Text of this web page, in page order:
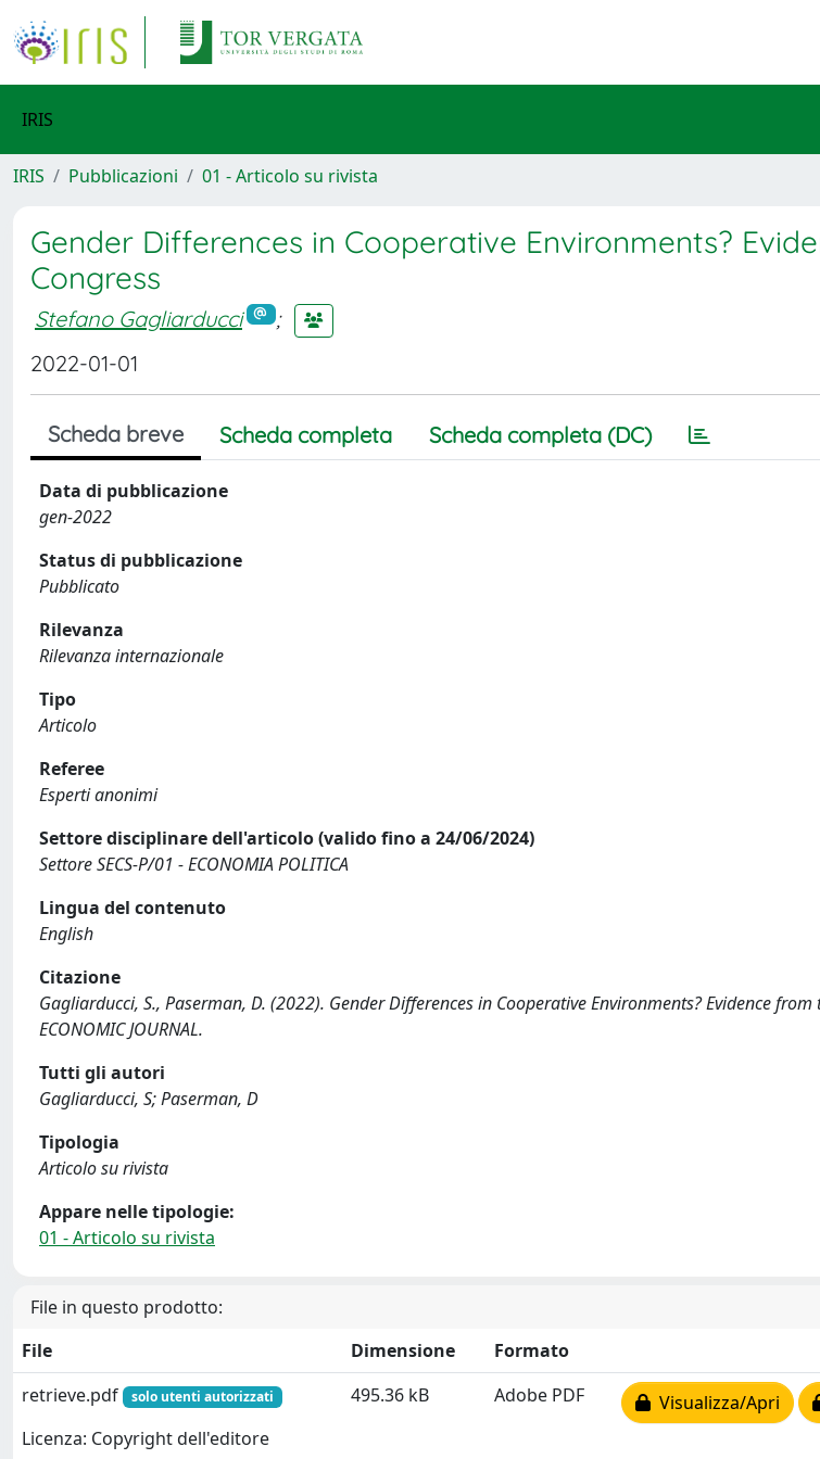
IRIS
IRIS Pubblicazioni 01 - Articolo su rivista
Gender Differences in Cooperative Environments?
Congress
Stefano Gagliarducci
;
2022-01-01
Scheda breve Scheda completa Scheda completa (DC)
Data di pubblicazione
gen-2022
Status di pubblicazione
Pubblicato
Rilevanza
Rilevanza internazionale
Tipo
Articolo
Referee
Esperti anonimi
Settore disciplinare dell'articolo (valido fino a 24/06/2024)
Settore SECS-P/01 - ECONOMIA POLITICA
Lingua del contenuto
English
Citazione
Gagliarducci, S., Paserman, D. (2022). Gender Differences in Cooperative Environments? Evidence from
ECONOMIC JOURNAL.
Tutti gli autori
Gagliarducci, S; Paserman, D
Tipologia
Articolo su rivista
Appare nelle tipologie:
01 - Articolo su rivista
File in questo prodotto:
File
Dimensione
Formato
retrieve.pdf
solo utenti autorizzati
Licenza: Copyright dell'editore
495.36 kB Adobe PDF Visualizza/Apri